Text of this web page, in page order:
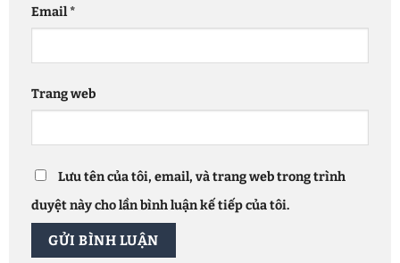
Email*
Trang web
Lưu tên của tôi, email, và trang web trong trình
duyệt này cho lần bình luận kế tiếp của tôi.